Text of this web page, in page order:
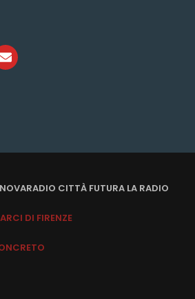
CITTÀ FUTURA LA RADIO
ARCI DI FIRENZE